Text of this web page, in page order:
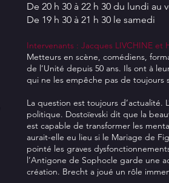
De 20 h 30 à 22 h 30 du lundi au
De 19 h 30 à 21 h 30 le samedi
Intervenants : Jacques LIVCHINE et
Metteurs en scène, comédiens,
de l’Unité depuis 50 ans. Ils ont à
qui ne les empêche pas de toujours
La question est toujours d’actualité.
politique. Dostoïevski dit que la
est capable de transformer les
aurait-elle eu lieu si le Mariage de
pointé les graves
l’Antigone de Sophocle garde une
création. Brecht a joué un rôle